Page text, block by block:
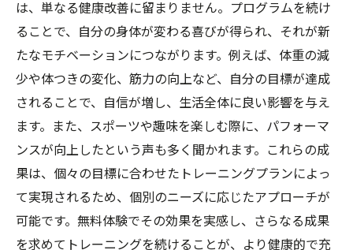
は、単なる健康改善に留まりません。プログラムを続け
ることで、自分の身体が変わる喜びが得られ、それが新
たなモチベーションにつながります。例えば、体重の減
少や体つきの変化、筋力の向上など、自分の目標が達成
されることで、自信が増し、生活全体に良い影響を与え
ます。また、スポーツや趣味を楽しむ際に、パフォーマ
ンスが向上したという声も多く聞かれます。これらの成
果は、個々の目標に合わせたトレーニングプランによっ
て実現されるため、個別のニーズに応じたアプローチが
可能です。無料体験でその効果を実感し、さらなる成果
を求めてトレーニングを続けることが、より健康的で充